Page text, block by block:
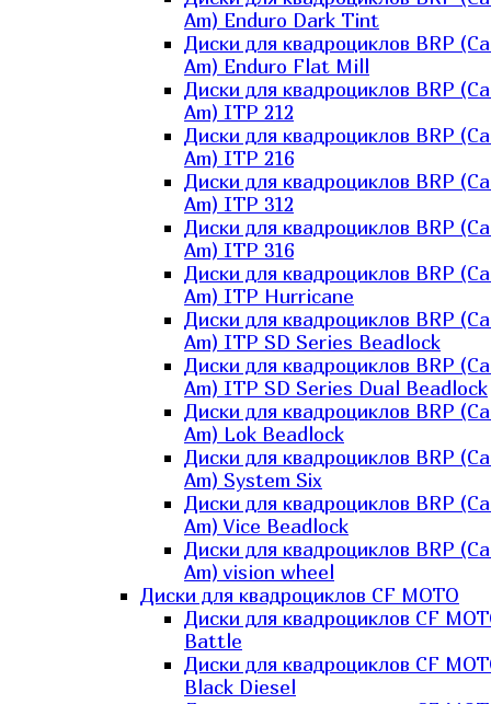
Am) Enduro Dark Tint
Диски для квадроциклов BRP
Am) Enduro Flat Mill
Диски для квадроциклов BRP
Am) ITP 212
Диски для квадроциклов BRP
Am) ITP 216
Диски для квадроциклов BRP
Am) ITP 312
Диски для квадроциклов BRP
Am) ITP 316
Диски для квадроциклов BRP
Am) ITP Hurricane
Диски для квадроциклов BRP
Am) ITP SD Series Beadlock
Диски для квадроциклов BRP
Am) ITP SD Series Dual Beadlock
Диски для квадроциклов BRP
Am) Lok Beadlock
Диски для квадроциклов BRP
Am) System Six
Диски для квадроциклов BRP
Am) Vice Beadlock
Диски для квадроциклов BRP
Am) vision wheel
Диски для квадроциклов CF MOTO
Диски для квадроциклов CF
Battle
Диски для квадроциклов CF
Black Diesel